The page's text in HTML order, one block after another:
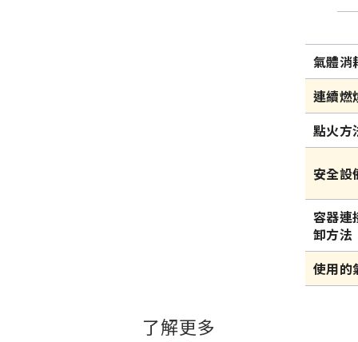
氣體消
連續燃
點火方
安全設
容器連
卸方法
使用的
了解更多